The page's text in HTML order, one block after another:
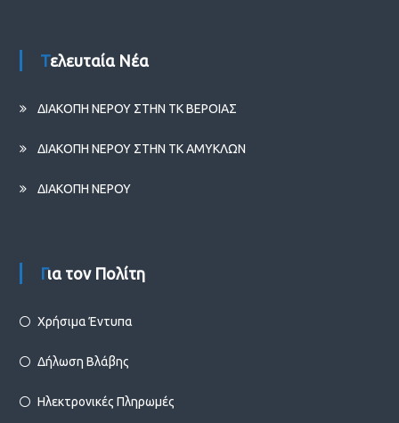
Τελευταία Νέα
ΔΙΑΚΟΠΗ ΝΕΡΟΥ ΣΤΗΝ ΤΚ ΒΕΡΟΙΑΣ
ΔΙΑΚΟΠΗ ΝΕΡΟΥ ΣΤΗΝ ΤΚ ΑΜΥΚΛΩΝ
ΔΙΑΚΟΠΗ ΝΕΡΟΥ
Για τον Πολίτη
Χρήσιμα Έντυπα
Δήλωση Βλάβης
Ηλεκτρονικές Πληρωμές